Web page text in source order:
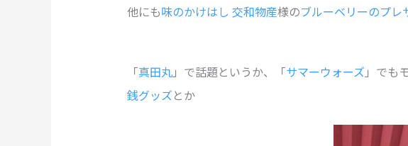
他にも味のかけはし 交和物産様のブルーベリーのプレ
「真田丸」で話題というか、「サマーウォーズ 」でも
銭グッズとか